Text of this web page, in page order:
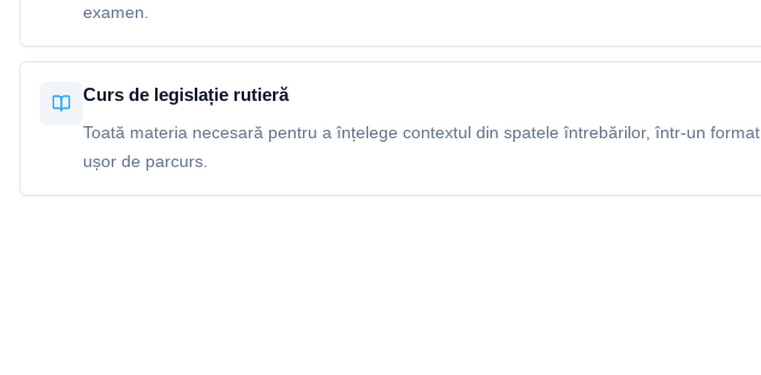
examen.
Curs de legislație rutieră
Toată materia necesară pentru a înțelege contextul din spatele întrebărilor, într-un format
ușor de parcurs.